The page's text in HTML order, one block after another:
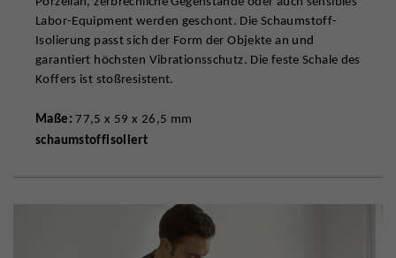
Labor-Equipment werden geschont. Die Schaumstoff-
Isolierung passt sich der Form der Objekte an und
garantiert höchsten Vibrationsschutz. Die feste Schale des
Koffers ist stoßresistent.
Maße:77,5 x 59 x 26,5 mm
schaumstoffisoliert